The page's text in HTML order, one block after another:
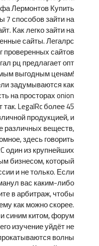
Лермонтов Купить
способов зайти на
Как легко зайти на
сайты. Легалрс
проверенных сайтов
рц предлагает опт
выгодным ценам!
задумываются как
на просторах onion
LegalRc более 45
продукцией, и
различных веществ,
здесь говорить
один из крупнейших
бизнесом, который
и не только. Если
вас каким-либо
в арбитраж, чтобы
как можно скорее.
синим китом, форум
изучение уйдёт не
волны